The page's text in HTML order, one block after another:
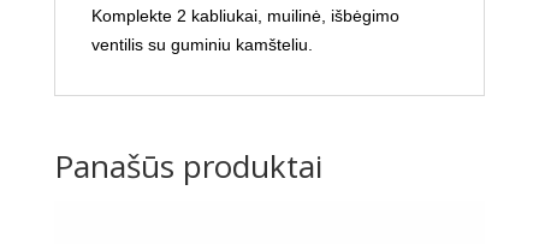
Komplekte 2 kabliukai, muilinė, išbėgimo
ventilis su guminiu kamšteliu.
Panašūs produktai